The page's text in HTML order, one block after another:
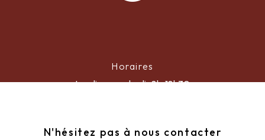
Horaires
Lundi au vendredi : 8h-18h30
N'hésitez pas à nous contacter